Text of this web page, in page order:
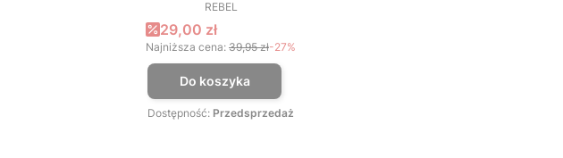
PRODUCENT
REBEL
Cena promocyjna
29,00 zł
Najniższa cena: 39,95 zł-27%
Do koszyka
Dostępność: Przedsprzedaż